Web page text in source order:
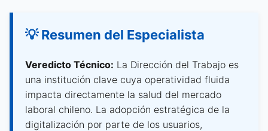
💡 Resumen del Especialista
Veredicto Técnico: La Dirección del Trabajo es
una institución clave cuya operatividad fluida
impacta directamente la salud del mercado
laboral chileno. La adopción estratégica de la
digitalización por parte de los usuarios,